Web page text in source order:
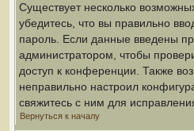
Существует несколько
убедитесь, что вы правильно
пароль. Если данные введены
администратором, чтобы
доступ к конференции. Также
неправильно настроил
свяжитесь с ним для
Вернуться к началу